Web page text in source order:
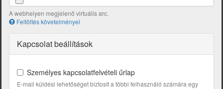
A webhelyen megjelenő virtuális arc.
Feltöltés követelményei
Kapcsolat beállítások
Személyes kapcsolatfelvételi űrlap
E-mail küldési lehetőséget biztosít a többi felhasználó számára egy